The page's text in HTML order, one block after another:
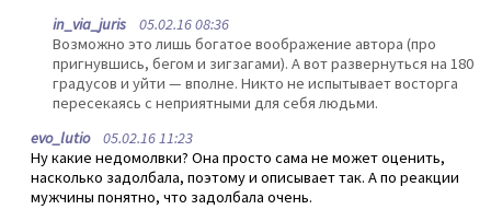
in_via_juris 05.02.16 08:36
Возможно это лишь богатое воображение автора (про
пригнувшись, бегом и зигзагами). А вот развернуться на 180
градусов и уйти — вполне. Никто не испытывает восторга
пересекаясь с неприятными для себя людьми.
evo_lutio05.02.16 11:23
Ну какие недомолвки? Она просто сама не может оценить,
насколько задолбала, поэтому и описывает так. А по реакции
мужчины понятно, что задолбала очень.